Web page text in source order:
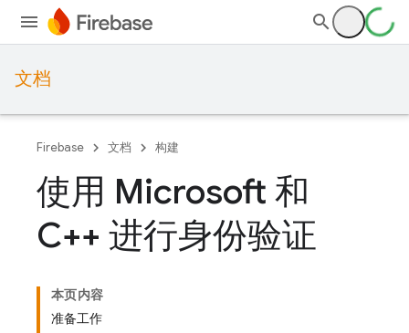
文档
Firebase 文档 构建
使用 Microsoft 和
C++ 进行身份验证
本页内容
准备工作